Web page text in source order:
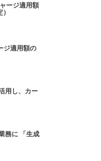
ージ適用額
適用額の
用し、カー
務に 「生成